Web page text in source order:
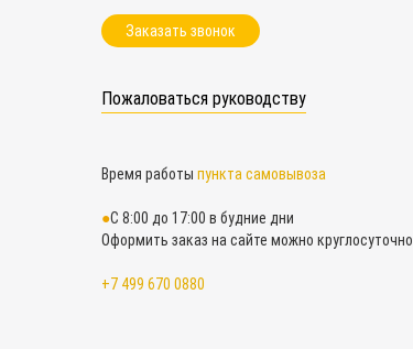
Заказать звонок
Пожаловаться руководству
Время работы пункта самовывоза
С 8:00 до 17:00 в будние дни
Оформить заказ на сайте можно круглосуточно
+7 499 670 0880